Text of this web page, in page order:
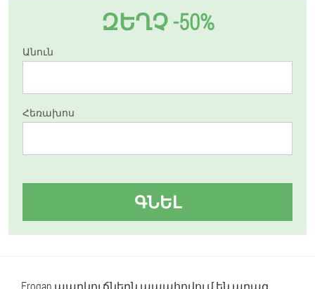
ԶԵՂՉ -50%
Անուն
Հեռախոս
ԳՆԵԼ
Erogan պարկուճներն ապահովում են արագ